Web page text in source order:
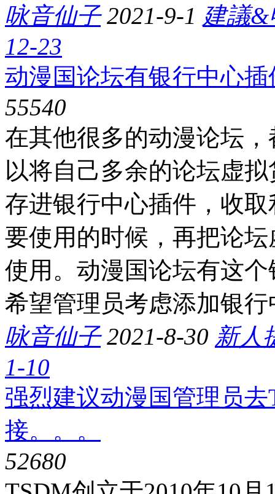
咏音仙子 2021-9-1 建議&
12-23
动漫国论坛有银行中心插
55540
在其他很多的动漫论坛
以将自己多余的论坛虚
存进银行中心插件，收
要使用的时候，再把论
使用。动漫国论坛有这
希望管理员考虑添加银
咏音仙子 2021-8-30 新人
1-10
强烈建议动漫国管理员
接。。。
52680